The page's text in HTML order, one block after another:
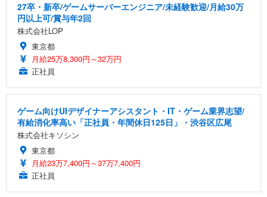
27卒・新卒/ゲームサーバーエンジニア/未経験歓迎/月給30万
円以上可/賞与年2回
株式会社LOP
東京都
月給25万8,300円～32万円
正社員
ゲーム向けUIデザイナーアシスタント・IT・ゲーム業界志望/
有給消化率高い「正社員・年間休日125日」・渋谷区広尾
株式会社キソシン
東京都
月給23万7,400円～37万7,400円
正社員